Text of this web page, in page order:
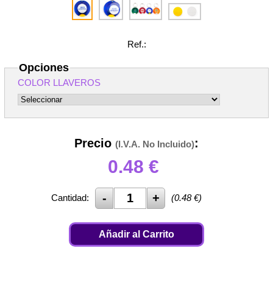
Ref.:
Opciones
COLOR LLAVEROS
Precio (I.V.A. No Incluido):
0.48 €
Cantidad: (0.48€)
Añadir al Carrito